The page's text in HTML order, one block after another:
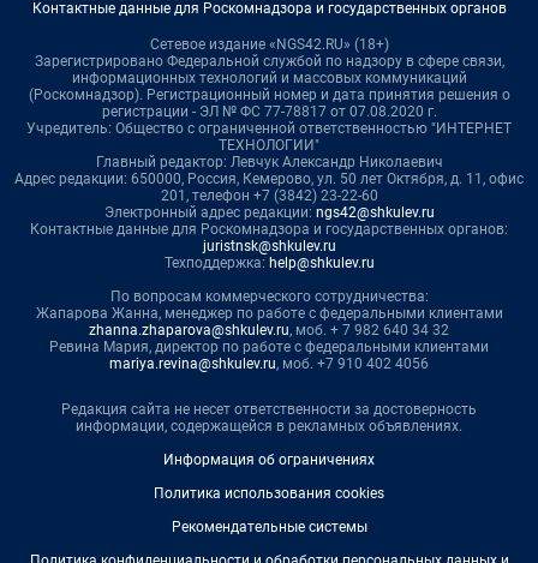
Контактные данные для Роскомнадзора и государственных органов
Сетевое издание «NGS42.RU» (18+)
Зарегистрировано Федеральной службой по надзору в сфере связи,
информационных технологий и массовых коммуникаций
(Роскомнадзор). Регистрационный номер и дата принятия решения о
регистрации - ЭЛ № ФС 77-78817 от 07.08.2020 г.
Учредитель: Общество с ограниченной ответственностью "ИНТЕРНЕТ
ТЕХНОЛОГИИ"
Главный редактор: Левчук Александр Николаевич
Адрес редакции: 650000, Россия, Кемерово, ул. 50 лет Октября, д. 11, офис
201, телефон +7 (3842) 23-22-60
Электронный адрес редакции: ngs42@shkulev.ru
Контактные данные для Роскомнадзора и государственных органов:
juristnsk@shkulev.ru
Техподдержка: help@shkulev.ru
По вопросам коммерческого сотрудничества:
Жапарова Жанна, менеджер по работе с федеральными клиентами
zhanna.zhaparova@shkulev.ru, моб. + 7 982 640 34 32
Ревина Мария, директор по работе с федеральными клиентами
mariya.revina@shkulev.ru, моб. +7 910 402 4056
Редакция сайта не несет ответственности за достоверность
информации, содержащейся в рекламных объявлениях.
Информация об ограничениях
Политика использования cookies
Рекомендательные системы